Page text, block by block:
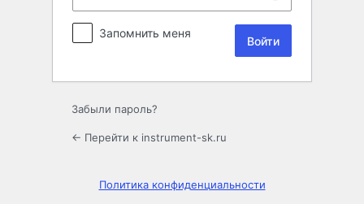
Запомнить меня
Забыли пароль?
← Перейти к instrument-sk.ru
Политика конфиденциальности